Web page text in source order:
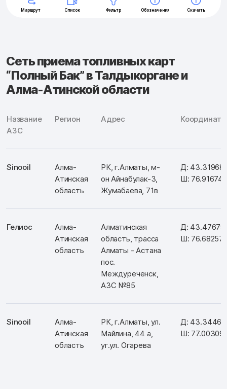
Сеть приема топливных карт
“Полный Бак” в Талдыкоргане и
Алма-Атинской области
Название
АЗС
Регион Адрес Координаты
Sinooil
Алма-
Атинская
область
РК, г.Алматы, м-
он Айнабулак-3,
Жумабаева, 71в
Д: 43.31968
Ш: 76.916741
Гелиос
Алма-
Атинская
область
Алматинская
область, трасса
Алматы - Астана
пос.
Междуреченск,
АЗС №85
Д:
Ш:
Sinooil
Алма-
Атинская
область
РК, г.Алматы, ул.
Майлина, 44 а,
уг.ул. Огарева
Д:
Ш: